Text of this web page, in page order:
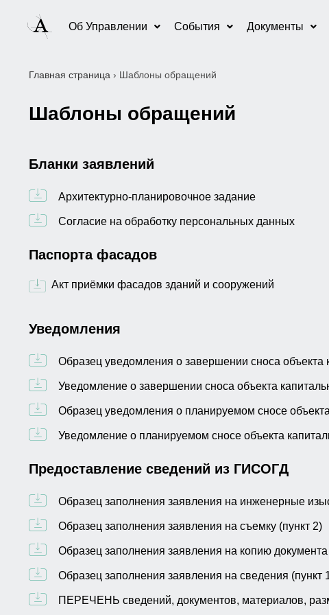
Об Управлении События Документы
Главная страница › Шаблоны обращений
Шаблоны обращений
Бланки заявлений
Архитектурно-планировочное задание
Согласие на обработку персональных данных
Паспорта фасадов
Акт приёмки фасадов зданий и сооружений
Уведомления
Образец уведомления о завершении сноса объекта
Уведомление о завершении сноса объекта
Образец уведомления о планируемом сносе объекта
Уведомление о планируемом сносе объекта
Предоставление сведений из ГИСОГД
Образец заполнения заявления на инженерные
Образец заполнения заявления на съемку (пункт 2)
Образец заполнения заявления на копию документа
Образец заполнения заявления на сведения (пункт
ПЕРЕЧЕНЬ сведений, документов, материалов,